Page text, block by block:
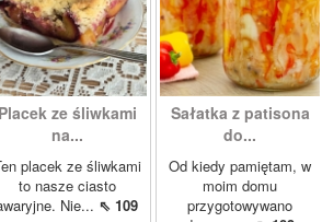
Placek ze śliwkami
na...
placek ze śliwkami
to nasze ciasto
Nie... ⇖ 109
Sałatka z patisona
do...
Od kiedy pamiętam, w
moim domu
przygotowywano